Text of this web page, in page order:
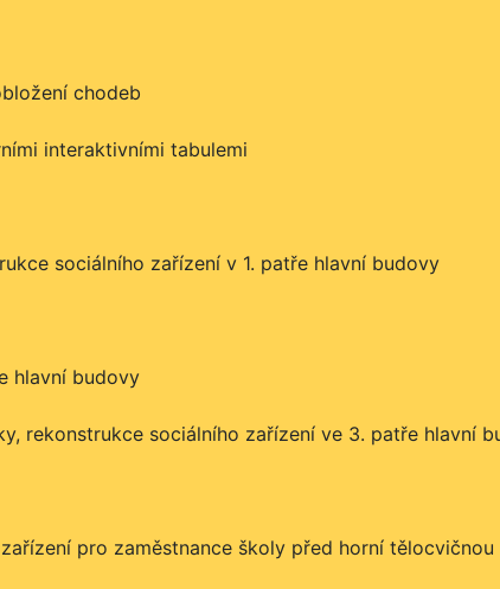
chodeb
interaktivními tabulemi
sociálního zařízení v 1. patře hlavní budovy
hlavní budovy
rekonstrukce sociálního zařízení ve 3. patře hlavní
pro zaměstnance školy před horní tělocvičnou